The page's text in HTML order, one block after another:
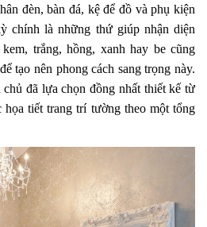
đèn, bàn đá, kệ để đồ và phụ kiện
chính là những thứ giúp nhận diện
trắng, hồng, xanh hay be cũng
tạo nên phong cách sang trọng này.
đã lựa chọn đồng nhất thiết kế từ
họa tiết trang trí tường theo một tổng